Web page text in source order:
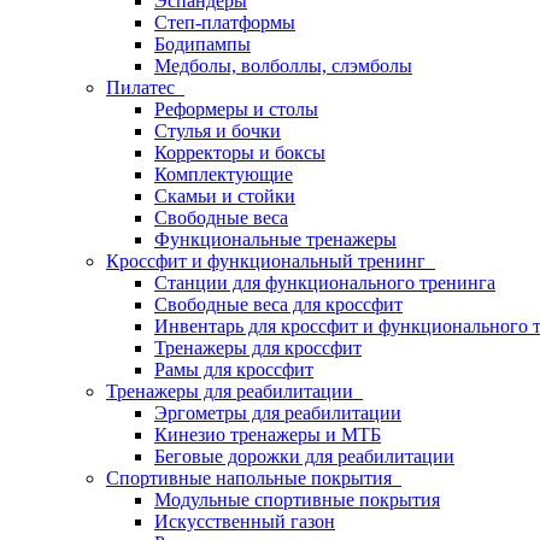
Степ-платформы
Бодипампы
Медболы, волболлы, слэмболы
Пилатес
Реформеры и столы
Стулья и бочки
Корректоры и боксы
Комплектующие
Скамьи и стойки
Свободные веса
Функциональные тренажеры
Кроссфит и функциональный тренинг
Станции для функционального тренинга
Свободные веса для кроссфит
Инвентарь для кроссфит и функционального
Тренажеры для кроссфит
Рамы для кроссфит
Тренажеры для реабилитации
Эргометры для реабилитации
Кинезио тренажеры и МТБ
Беговые дорожки для реабилитации
Спортивные напольные покрытия
Модульные спортивные покрытия
Искусственный газон